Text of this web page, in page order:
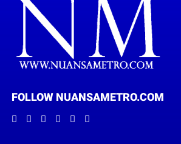
FOLLOW NUANSAMETRO.COM